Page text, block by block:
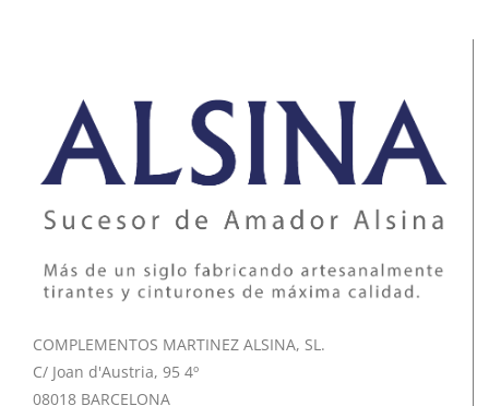
COMPLEMENTOS MARTINEZ ALSINA, SL.
C/ Joan d'Austria, 95 4º
08018 BARCELONA